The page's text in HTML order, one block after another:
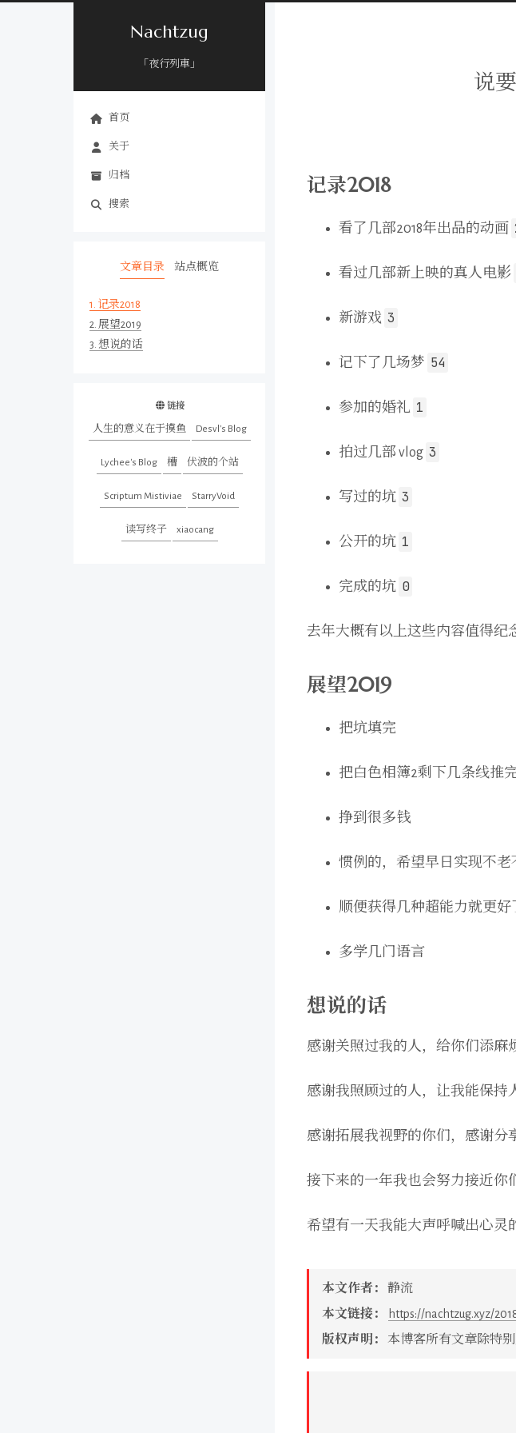
Nachtzug
「夜行列車」
首页
关于
归档
搜索
文章目录 站点概览
1. 记录2018
2. 展望2019
3. 想说的话
链接
人生的意义在于摸鱼 Desvl's Blog
Lychee's Blog 槽 伏波的个站
Scriptum Mistiviae StarryVoid
读写终子 xiaocang
说
记录2018
看了几部2018年出品的动画
看过几部新上映的真人电影
新游戏 3
记下了几场梦 54
参加的婚礼 1
拍过几部 vlog 3
写过的坑 3
公开的坑 1
完成的坑 0
去年大概有以上这些内容值得纪
展望2019
把坑填完
把白色相簿2剩下几条线推
挣到很多钱
惯例的，希望早日实现不老
顺便获得几种超能力就更好
多学几门语言
想说的话
感谢关照过我的人，给你们添麻
感谢我照顾过的人，让我能保持
感谢拓展我视野的你们，感谢分
接下来的一年我也会努力接近你
希望有一天我能大声呼喊出心灵
本文作者： 静流
本文链接：
https://nachtzug.xyz/
版权声明： 本博客所有文章除特